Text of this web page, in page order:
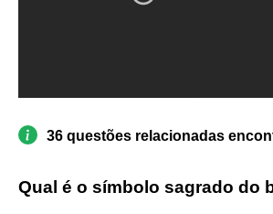
36 questões relacionadas
Qual é o símbolo sagrado do